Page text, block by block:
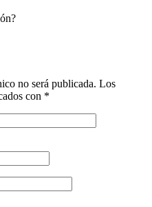
no será publicada. Los
con *